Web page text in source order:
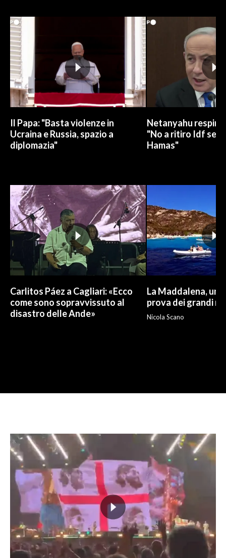
INFO AZIENDE
ABBONATI
ANNUNCI
NECROLOGI
PUBBLICITÀ
SPIAGGE
Il Papa: "Basta violenze in
Ucraina e Russia, spazio a
diplomazia"
Netanyahu
"No a ritiro Idf
Hamas"
Carlitos Páez a Cagliari: «Ecco
come sono sopravvissuto al
disastro delle Ande»
La Maddalena, un
prova dei grandi
Nicola Scano